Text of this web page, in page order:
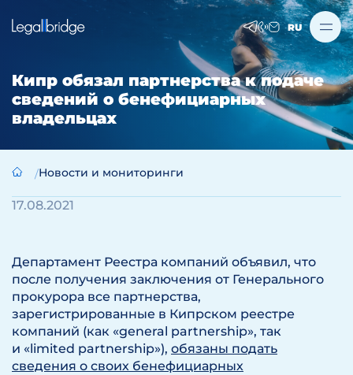
RU
Кипр обязал партнерства к подаче
сведений о бенефициарных
владельцах
Новости и мониторинги
17.08.2021
Департамент Реестра компаний объявил, что
после получения заключения от Генерального
прокурора все партнерства,
зарегистрированные в Кипрском реестре
компаний (как «general partnership», так
и «limited partnership»), обязаны подать
сведения о своих бенефициарных